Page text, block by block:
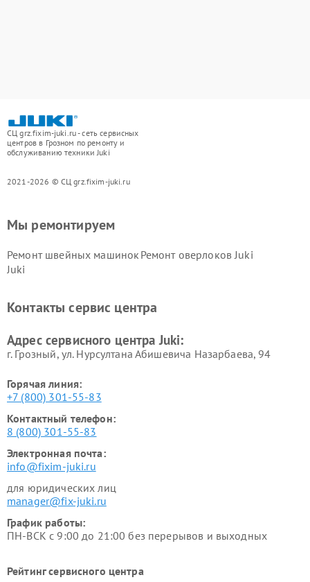
СЦ grz.fixim-juki.ru - сеть сервисных
центров в Грозном по ремонту и
обслуживанию техники Juki
2021-2026 © СЦ grz.fixim-juki.ru
Мы ремонтируем
Ремонт швейных машинок
Juki
Ремонт оверлоков Juki
Контакты сервис центра
Адрес сервисного центра Juki:
г. Грозный, ул. Нурсултана Абишевича Назарбаева, 94
Горячая линия:
+7 (800) 301-55-83
Контактный телефон:
8 (800) 301-55-83
Электронная почта:
info@fixim-juki.ru
для юридических лиц
manager@fix-juki.ru
График работы:
ПН-ВСК с 9:00 до 21:00 без перерывов и выходных
Рейтинг сервисного центра